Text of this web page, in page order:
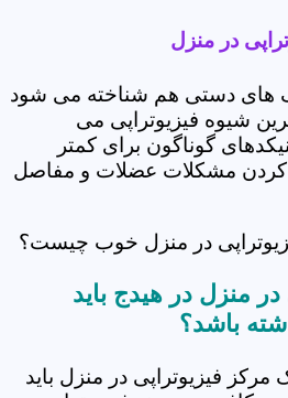
در منزل
های دستی هم شناخته می شود
شیوه فیزیوتراپی می
گوناگون برای کمتر
مشکلات عضلات و مفاصل
در منزل خوب چیست؟
منزل در هیدج باید
باشد؟
فیزیوتراپی در منزل باید